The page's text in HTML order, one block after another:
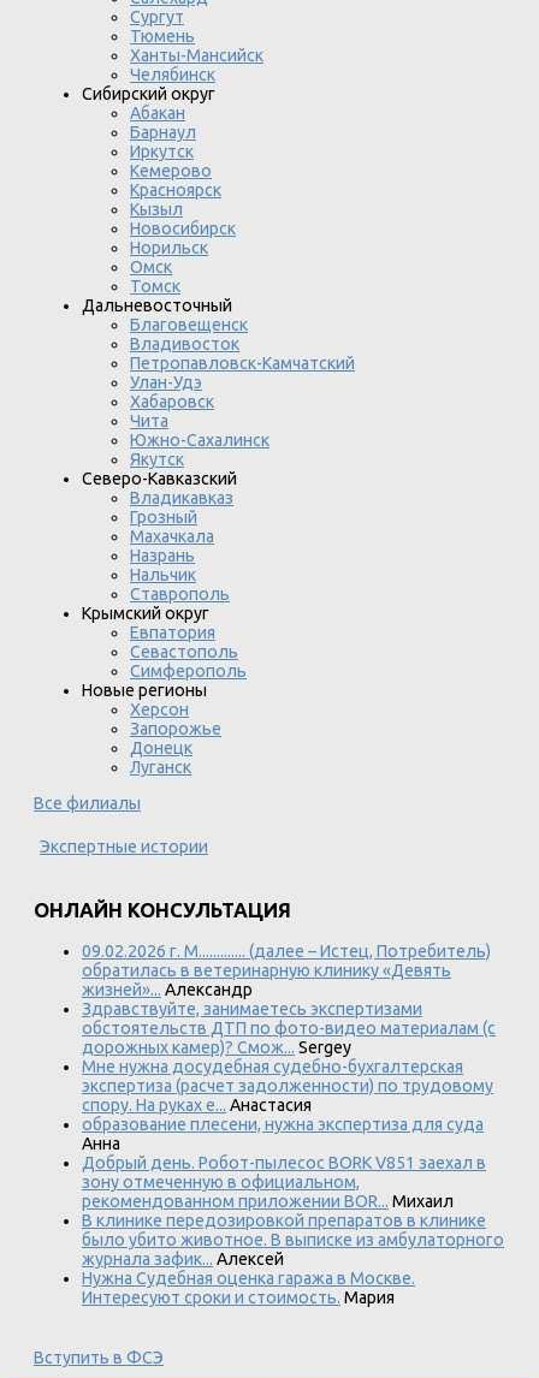
Сургут
Тюмень
Ханты-Мансийск
Челябинск
Сибирский округ
Абакан
Барнаул
Иркутск
Кемерово
Красноярск
Кызыл
Новосибирск
Норильск
Омск
Томск
Дальневосточный
Благовещенск
Владивосток
Петропавловск-Камчатский
Улан-Удэ
Хабаровск
Чита
Южно-Сахалинск
Якутск
Северо-Кавказский
Владикавказ
Грозный
Махачкала
Назрань
Нальчик
Ставрополь
Крымский округ
Евпатория
Севастополь
Симферополь
Новые регионы
Херсон
Запорожье
Донецк
Луганск
Все филиалы
Экспертные истории
ОНЛАЙН КОНСУЛЬТАЦИЯ
09.02.2026 г. М............. (далее – Истец, Потребитель)
обратилась в ветеринарную клинику «Девять
жизней»... Александр
Здравствуйте, занимаетесь экспертизами
обстоятельств ДТП по фото-видео материалам (с
дорожных камер)? Смож... Sergey
Мне нужна досудебная судебно-бухгалтерская
экспертиза (расчет задолженности) по трудовому
спору. На руках е... Анастасия
образование плесени, нужна экспертиза для суда
Анна
Добрый день. Робот-пылесос BORK V851 заехал в
зону отмеченную в официальном,
рекомендованном приложении BOR... Михаил
В клинике передозировкой препаратов в клинике
было убито животное. В выписке из амбулаторного
журнала зафик... Алексей
Нужна Судебная оценка гаража в Москве.
Интересуют сроки и стоимость. Мария
Вступить в ФСЭ